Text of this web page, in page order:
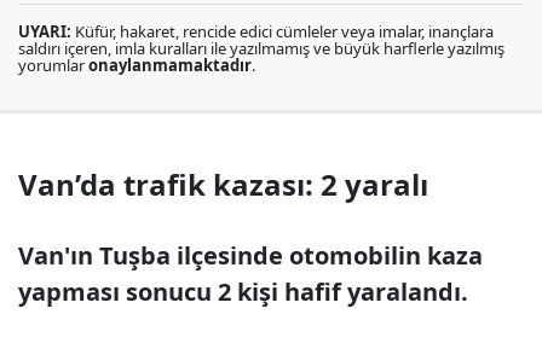
UYARI: Küfür, hakaret, rencide edici cümleler veya imalar, inançlara
saldırı içeren, imla kuralları ile yazılmamış ve büyük harflerle yazılmış
yorumlaronaylanmamaktadır.
Van’da trafik kazası: 2 yaralı
Van'ın Tuşba ilçesinde otomobilin kaza
yapması sonucu 2 kişi hafif yaralandı.